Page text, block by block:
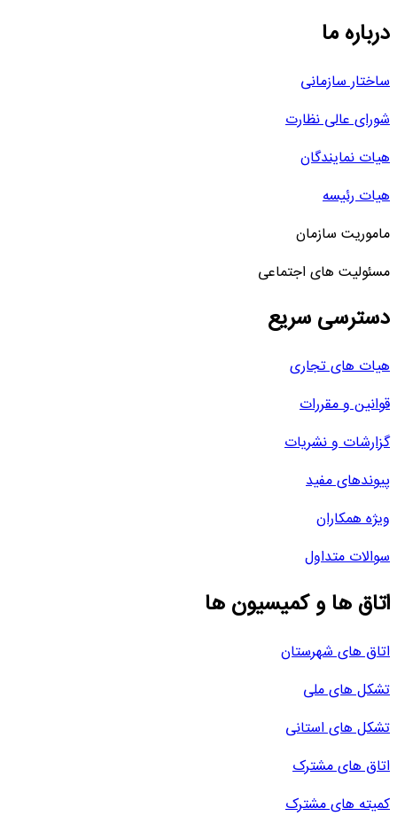
درباره ما
ساختار سازمانی
شورای عالی نظارت
هیات نمایندگان
هیات رئیسه
ماموریت سازمان
مسئولیت های اجتماعی
دسترسی سریع
هیات های تجاری
قوانین و مقررات
گزارشات و نشریات
پیوندهای مفید
ویژه همکاران
سوالات متداول
اتاق ها و کمیسیون ها
اتاق های شهرستان
تشکل های ملی
تشکل های استانی
اتاق های مشترک
کمیته های مشترک